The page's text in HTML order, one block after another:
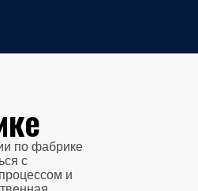
по фабрике
с
и